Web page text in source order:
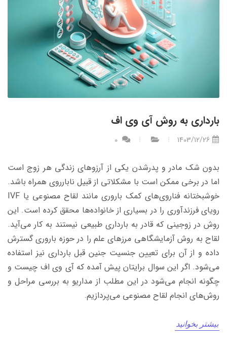
بارداری به روش آی وی اف
1403/12/26
بدون شک مادر و پدرشدن یکی از آرزوهای زندگی هر زوج است
اما در برخی ممکن است با مشکلاتی از قبیل نابارروی همراه باشد.
خوشبختانه فناروی‌های کمک باروری مانند لقاح مصنوعی یا IVF
رویای فرزندآوری را در بسیاری از خانواده‌ها محقق کرده است. این
روش در زوجینی که قادر به بارداری طبیعی نیستند به کار می‌آید.
لقاح به روش آزمایشگاهی مرزهای علم را در حوزه باروری گسترش
داده و از آن برای تعیین جنسیت جنین قبل بارداری نیز استفاده
می‌شود. اگر این سوال برایتان پیش آمده که آی وی اف چیست و
چگونه انجام می‌شود در این مطلب از مداریو به بررسی مراحل و
روش‌های انجام لقاح مصنوعی می‌پردازیم.
بیشتر بخوانید